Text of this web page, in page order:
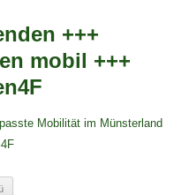
+++
mobil +++
Mobilität im Münsterland